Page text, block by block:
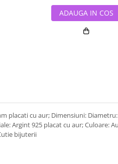
ADAUGA IN COS
placati cu aur; Dimensiuni:
Argint 925 placat cu aur; Culoare:
bijuterii